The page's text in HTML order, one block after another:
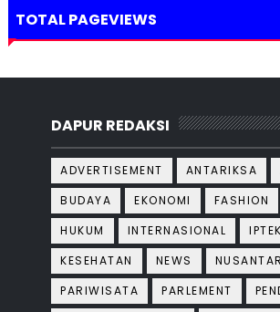
TOTAL PAGEVIEWS
DAPUR REDAKSI
ADVERTISEMENT ANTARIKSA
BUDAYA
EKONOMI FASHION
HUKUM
INTERNASIONAL
IPTEK
KESEHATAN
NEWS
PARIWISATA
PARLEMENT